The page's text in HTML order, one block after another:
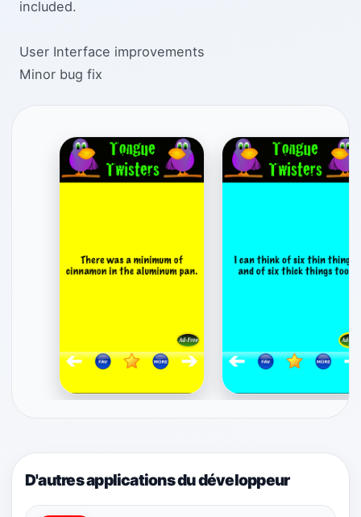
included.
User Interface improvements
Minor bug fix
D'autres applications du développeur